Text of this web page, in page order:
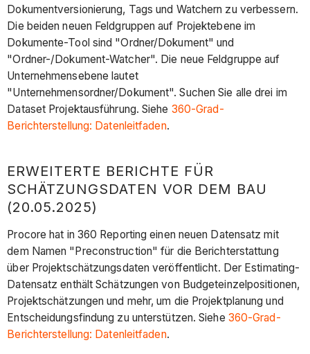
Dokumentversionierung, Tags und Watchern zu verbessern.
Die beiden neuen Feldgruppen auf Projektebene im
Dokumente-Tool sind "Ordner/Dokument" und
"Ordner-/Dokument-Watcher". Die neue Feldgruppe auf
Unternehmensebene lautet
"Unternehmensordner/Dokument". Suchen Sie alle drei im
Dataset Projektausführung. Siehe 360-Grad-
Berichterstellung: Datenleitfaden.
ERWEITERTE BERICHTE FÜR
SCHÄTZUNGSDATEN VOR DEM BAU
(20.05.2025)
Procore hat in 360 Reporting einen neuen Datensatz mit
dem Namen "Preconstruction" für die Berichterstattung
über Projektschätzungsdaten veröffentlicht. Der Estimating-
Datensatz enthält Schätzungen von Budgeteinzelpositionen,
Projektschätzungen und mehr, um die Projektplanung und
Entscheidungsfindung zu unterstützen. Siehe 360-Grad-
Berichterstellung: Datenleitfaden.